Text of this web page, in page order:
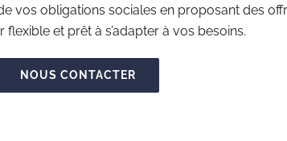
vos obligations sociales en proposant des
et prêt à s’adapter à vos besoins.
NOUS CONTACTER